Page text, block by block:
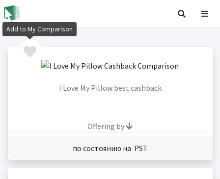
I Love My Pillow best cashback
Offering by
по состоянию на PST
Add to My Comparison